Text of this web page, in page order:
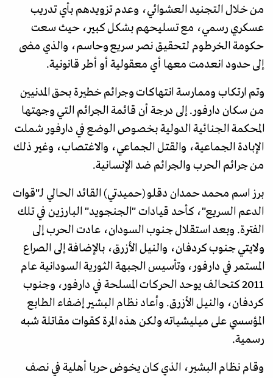
من خلال التجنيد العشوائي، وعدم تزويدهم بأي تدريب
عسكري رسمي، مع تسليحهم بشكل كبير، حيث سعت
حكومة الخرطوم لتحقيق نصر سريع وحاسم، والذي مضى
إلى حدود انعدمت معها أي معقولية أو أطر قانونية.
وتم ارتكاب وممارسة انتهاكات وجرائم خطيرة بحق المدنيين
من سكان دارفور. إلى درجة أن قائمة الجرائم التي وجهتها
المحكمة الجنائية الدولية بخصوص الوضع في دارفور شملت
الإبادة الجماعية، والقتل الجماعي، والاغتصاب، وغير ذلك
من جرائم الحرب والجرائم ضد الإنسانية.
برز اسم محمد حمدان دقلو (حميدتي) القائد الحالي لـ"قوات
الدعم السريع"، كأحد قيادات "الجنجويد" البارزين في تلك
الفترة. وبعد استقلال جنوب السودان، عادت الحرب إلى
ولايتي جنوب كردفان، والنيل الأزرق، بالإضافة إلى الصراع
المستمر في دارفور، وتأسيس الجبهة الثورية السودانية عام
2011 كتحالف يوحد الحركات المسلحة في دارفور، وجنوب
كردفان، والنيل الأزرق. وأعاد نظام البشير إضفاء الطابع
المؤسسي على ميليشياته ولكن هذه المرة كقوات مقاتلة شبه
رسمية.
وقام نظام البشير، الذي كان يخوض حربا أهلية في نصف